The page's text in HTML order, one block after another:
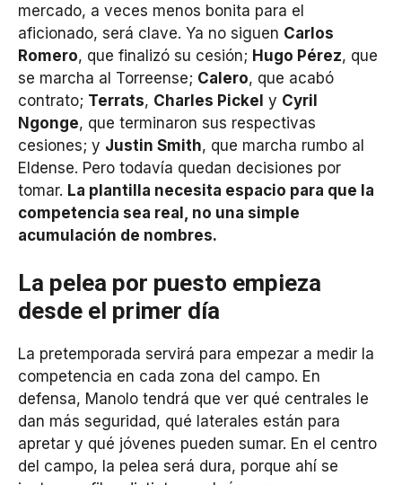
mercado, a veces menos bonita para el
aficionado, será clave. Ya no siguen Carlos
Romero, que finalizó su cesión; Hugo Pérez, que
se marcha al Torreense; Calero, que acabó
contrato; Terrats, Charles Pickel y Cyril
Ngonge, que terminaron sus respectivas
cesiones; y Justin Smith, que marcha rumbo al
Eldense. Pero todavía quedan decisiones por
tomar. La plantilla necesita espacio para que la
competencia sea real, no una simple
acumulación de nombres.
La pelea por puesto empieza
desde el primer día
La pretemporada servirá para empezar a medir la
competencia en cada zona del campo. En
defensa, Manolo tendrá que ver qué centrales le
dan más seguridad, qué laterales están para
apretar y qué jóvenes pueden sumar. En el centro
del campo, la pelea será dura, porque ahí se